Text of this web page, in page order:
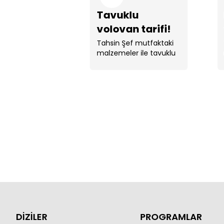
Tavuklu
volovan tarifi!
Tahsin Şef mutfaktaki
malzemeler ile tavuklu
DİZİLER PROGRAMLAR